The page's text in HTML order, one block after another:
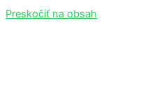
Preskočiť na obsah